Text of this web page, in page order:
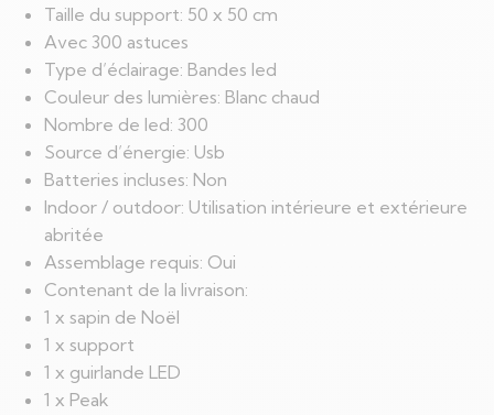
Taille du support: 50 x 50 cm
Avec 300 astuces
Type d’éclairage: Bandes led
Couleur des lumières: Blanc chaud
Nombre de led: 300
Source d’énergie: Usb
Batteries incluses: Non
Indoor / outdoor: Utilisation intérieure et extérieure
abritée
Assemblage requis: Oui
Contenant de la livraison:
1 x sapin de Noël
1 x support
1 x guirlande LED
1 x Peak